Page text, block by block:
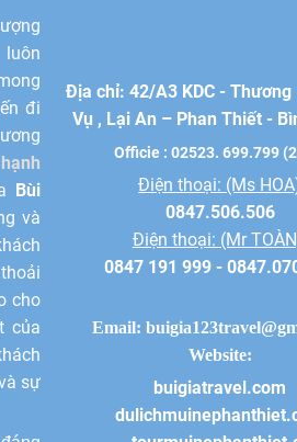
đi
Bùi
và
cho
của
sự
Địa chỉ: 42/A3 KDC - Thương
Vụ , Lại An – Phan Thiết -
Officie : 02523. 699.799
Điện thoại: (Ms
0847.506.506
Điện thoại: (Mr
0847 191 999 -
Email:
Website:
buigiatravel.com